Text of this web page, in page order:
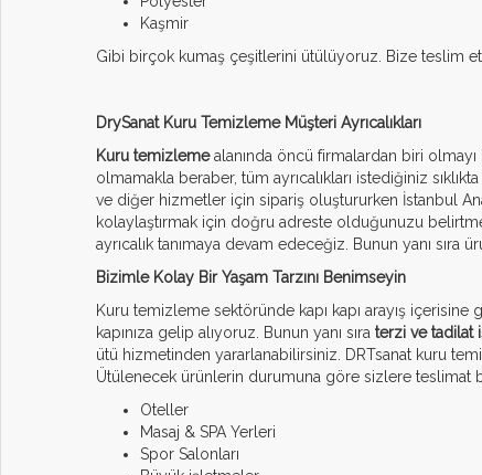
Kaşmir
Gibi birçok kumaş çeşitlerini ütülüyoruz. Bize teslim
DrySanat Kuru Temizleme Müşteri Ayrıcalıkları
Kuru temizlemealanında öncü firmalardan biri
olmamakla beraber, tüm ayrıcalıkları istediğiniz
ve diğer hizmetler için sipariş oluştururken İstanbul
kolaylaştırmak için doğru adreste olduğunuzu
ayrıcalık tanımaya devam edeceğiz. Bunun yanı
Bizimle Kolay Bir Yaşam Tarzını Benimseyin
Kuru temizleme sektöründe kapı kapı arayış
kapınıza gelip alıyoruz. Bunun yanı sıra terzi ve tadilat
ütü hizmetinden yararlanabilirsiniz. DRTsanat kuru
Ütülenecek ürünlerin durumuna göre sizlere teslimat
Oteller
Masaj & SPA Yerleri
Spor Salonları